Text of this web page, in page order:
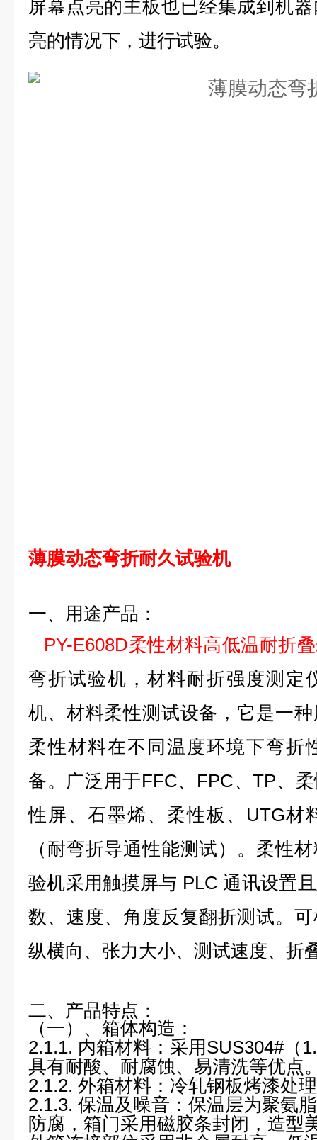
屏幕点亮的主板也已经集成到机
亮的情况下，进行试验。
薄膜动态弯折耐久试验机
一、用途产品：
PY-E608D柔性材料高低温耐折
弯折试验机，材料耐折强度测定
机、材料柔性测试设备，它是一
柔性材料在不同温度环境下弯折
备。广泛用于FFC、 FPC、TP、
性屏、石墨烯、柔性板、 UTG材
（耐弯折导通性能测试）。柔性
验机采用触摸屏与 PLC通讯设置
数、速度、角度反复翻折测试。
纵横向、张力大小、测试速度、折
二、产品特点：
（一）、箱体构造：
2.1.1. 内箱材料： 采用SUS304#（
具有耐酸、耐腐蚀、易清洗等优点
2.1.2. 外箱材料： 冷轧钢板烤漆处
2.1.3. 保温及噪音 ：保温层为聚氨
防腐，箱门采用磁胶条封闭，造型